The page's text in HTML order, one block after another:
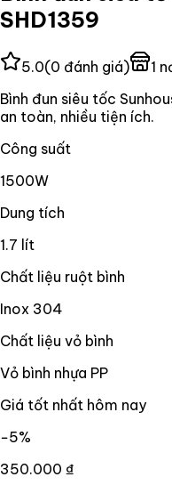
SHD1359
5.0(0 đánh giá) 1
Bình đun siêu tốc
an toàn, nhiều tiện ích.
Công suất
1500W
Dung tích
1.7 lít
Chất liệu ruột bình
Inox 304
Chất liệu vỏ bình
Vỏ bình nhựa PP
Giá tốt nhất hôm nay
−5%
350.000 ₫